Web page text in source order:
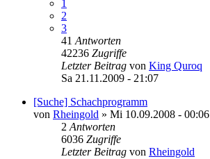
1
2
3
41 Antworten
42236 Zugriffe
Letzter Beitrag von King Quroq
Sa 21.11.2009 - 21:07
[Suche] Schachprogramm
von Rheingold » Mi 10.09.2008 - 00:06
2 Antworten
6036 Zugriffe
Letzter Beitrag von Rheingold